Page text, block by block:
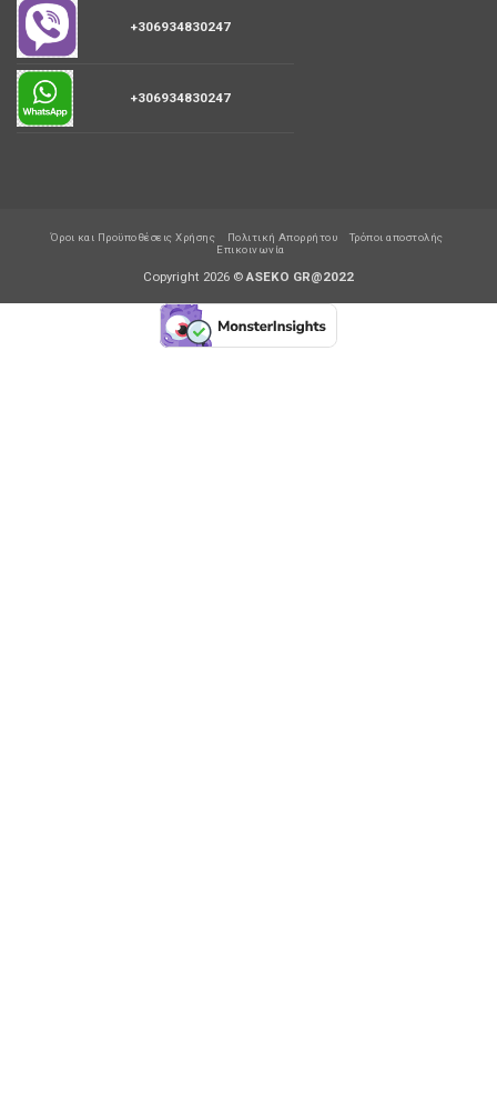
+306934830247
+306934830247
Όροι και Προϋποθέσεις Χρήσης Πολιτική Απορρήτου
Τρόποι αποστολής
Επικοινωνία
Copyright 2026 ©ASEKO GR@2022